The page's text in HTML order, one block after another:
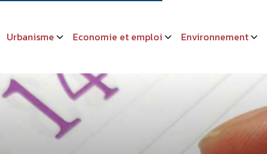
Urbanisme Economie et emploi Environnement